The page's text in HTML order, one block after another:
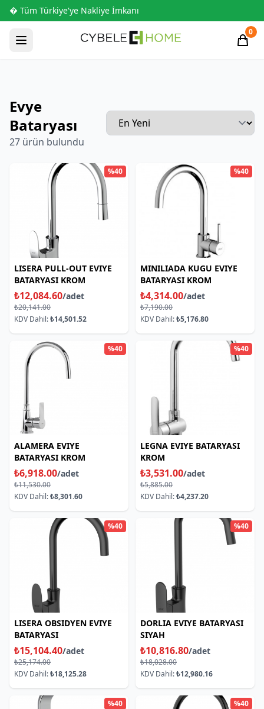
� Tüm Türkiye'ye Nakliye İmkanı
0
Evye
Bataryası
27 ürün bulundu
%40
LISERA PULL-OUT EVIYE
BATARYASI KROM
₺12,084.60/adet
₺20,141.00
KDV Dahil:₺14,501.52
%40
MINILIADA KUGU EVIYE
BATARYASI KROM
₺4,314.00/adet
₺7,190.00
KDV Dahil:₺5,176.80
%40
ALAMERA EVIYE
BATARYASI KROM
₺6,918.00/adet
₺11,530.00
KDV Dahil:₺8,301.60
%40
LEGNA EVIYE BATARYASI
KROM
₺3,531.00/adet
₺5,885.00
KDV Dahil:₺4,237.20
%40
LISERA OBSIDYEN EVIYE
BATARYASI
₺15,104.40/adet
₺25,174.00
KDV Dahil:₺18,125.28
%40
DORLIA EVIYE BATARYASI
SIYAH
₺10,816.80/adet
₺18,028.00
KDV Dahil:₺12,980.16
%40 %40